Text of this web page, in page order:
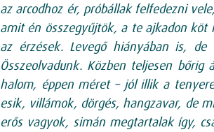
az arcodhoz ér, próbállak felfedezni
amit én összegyűjtök, a te ajkadon
az érzések. Levegő hiányában is,
Összeolvadunk. Közben teljesen
halom, éppen méret – jól illik a
esik, villámok, dörgés, hangzavar, de
erős vagyok, simán megtartalak így,